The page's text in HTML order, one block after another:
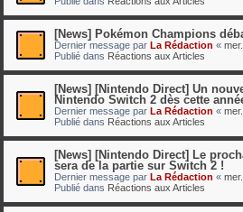
[News] Pokémon Champions
Dernier message par La Rédaction «
Publié dans Réactions aux Articles
[News] [Nintendo Direct] Un
Nintendo Switch 2 dès cette
Dernier message par La Rédaction «
Publié dans Réactions aux Articles
[News] [Nintendo Direct] Le
sera de la partie sur Switch 2 !
Dernier message par La Rédaction «
Publié dans Réactions aux Articles